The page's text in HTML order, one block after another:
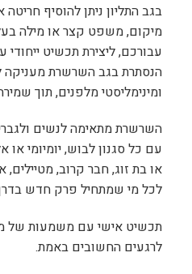
בגב התליון ניתן להוסיף
מיקום, משפט קצר או מילה
עבורכם, ליצירת תכשיט
הנסתרת בגב השרשרת מעניקה
ומינימליסטי מלפנים, תוך
השרשרת מתאימה לנשים
עם כל סגנון לבוש, יומיומי
או בת זוג, חבר קרוב,
לכל מי שמתחיל פרק חדש
תכשיט אישי עם משמעות של
לרגעים החשובים באמת.